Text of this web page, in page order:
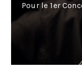
Pour le 1er